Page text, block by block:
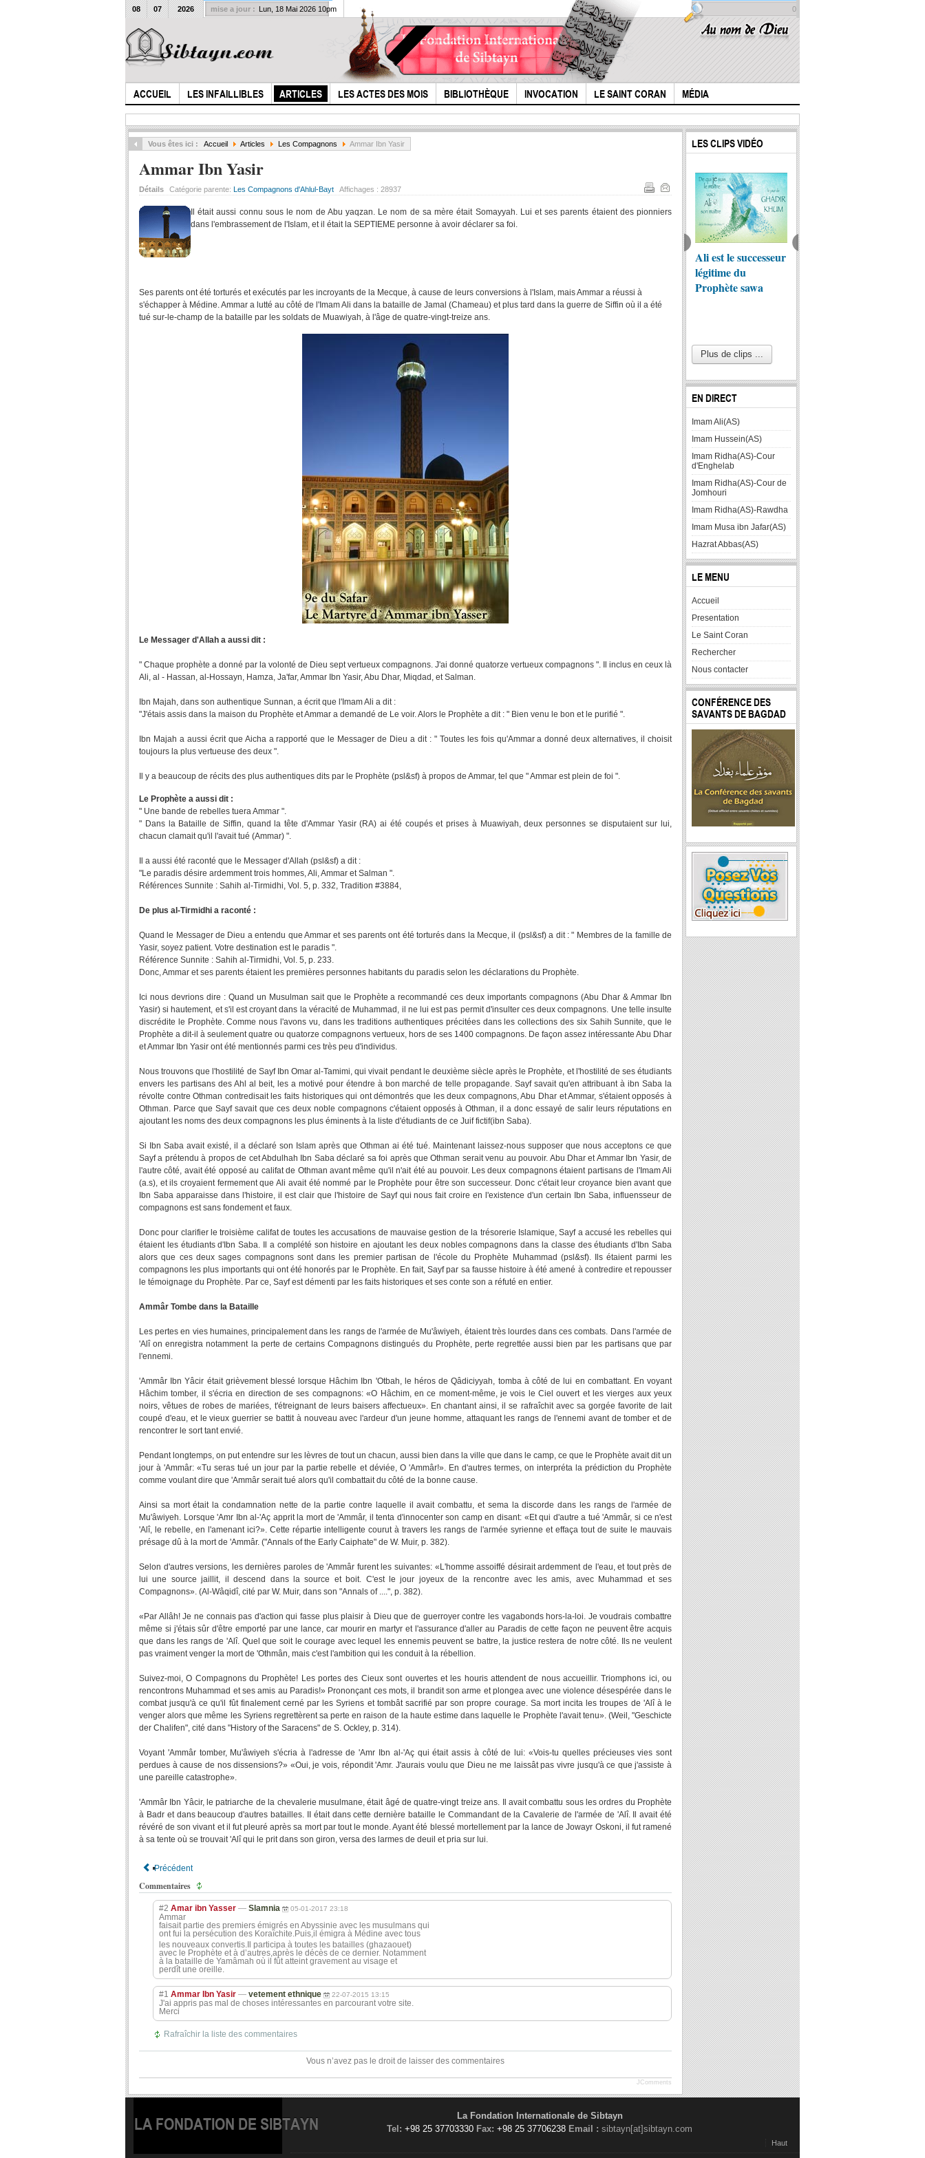
ACCUEIL LES INFAILLIBLES ARTICLES LES ACTES DES MOIS BIBLIOTHÈQUE INVOCATION LE SAINT CORAN MÉDIA
08 07 2026 mise a jour : Lun, 18 Mai 2026 10pm 0
Vous êtes ici : Accueil Articles Les Compagnons Ammar Ibn Yasir
Ammar Ibn Yasir
Détails Catégorie parente: Les Compagnons d'Ahlul-Bayt Affichages : 28937
Il était aussi connu sous le nom de Abu yaqzan. Le nom de sa mère était Somayyah. Lui et ses parents étaient des pionniers
dans l'embrassement de l'Islam, et il était la SEPTIEME personne à avoir déclarer sa foi.
Ses parents ont été torturés et exécutés par les incroyants de la Mecque, à cause de leurs conversions à l'Islam, mais Ammar a réussi à
s'échapper à Médine. Ammar a lutté au côté de l'Imam Ali dans la bataille de Jamal (Chameau) et plus tard dans la guerre de Siffin où il a été
tué sur-le-champ de la bataille par les soldats de Muawiyah, à l'âge de quatre-vingt-treize ans.
Le Messager d'Allah a aussi dit :
" Chaque prophète a donné par la volonté de Dieu sept vertueux compagnons. J'ai donné quatorze vertueux compagnons ". Il inclus en ceux là
Ali, al - Hassan, al-Hossayn, Hamza, Ja'far, Ammar Ibn Yasir, Abu Dhar, Miqdad, et Salman.
Ibn Majah, dans son authentique Sunnan, a écrit que l'Imam Ali a dit :
"J'étais assis dans la maison du Prophète et Ammar a demandé de Le voir. Alors le Prophète a dit : " Bien venu le bon et le purifié ".
Ibn Majah a aussi écrit que Aicha a rapporté que le Messager de Dieu a dit : " Toutes les fois qu'Ammar a donné deux alternatives, il choisit
toujours la plus vertueuse des deux ".
Il y a beaucoup de récits des plus authentiques dits par le Prophète (psl&sf) à propos de Ammar, tel que " Ammar est plein de foi ".
Le Prophète a aussi dit :
" Une bande de rebelles tuera Ammar ".
" Dans la Bataille de Siffin, quand la tête d'Ammar Yasir (RA) ai été coupés et prises à Muawiyah, deux personnes se disputaient sur lui,
chacun clamait qu'il l'avait tué (Ammar) ".
Il a aussi été raconté que le Messager d'Allah (psl&sf) a dit :
"Le paradis désire ardemment trois hommes, Ali, Ammar et Salman ".
Références Sunnite : Sahih al-Tirmidhi, Vol. 5, p. 332, Tradition #3884,
De plus al-Tirmidhi a raconté :
Quand le Messager de Dieu a entendu que Ammar et ses parents ont été torturés dans la Mecque, il (psl&sf) a dit : " Membres de la famille de
Yasir, soyez patient. Votre destination est le paradis ".
Référence Sunnite : Sahih al-Tirmidhi, Vol. 5, p. 233.
Donc, Ammar et ses parents étaient les premières personnes habitants du paradis selon les déclarations du Prophète.
Ici nous devrions dire : Quand un Musulman sait que le Prophète a recommandé ces deux importants compagnons (Abu Dhar & Ammar Ibn
Yasir) si hautement, et s'il est croyant dans la véracité de Muhammad, il ne lui est pas permit d'insulter ces deux compagnons. Une telle insulte
discrédite le Prophète. Comme nous l'avons vu, dans les traditions authentiques précitées dans les collections des six Sahih Sunnite, que le
Prophète a dit-il à seulement quatre ou quatorze compagnons vertueux, hors de ses 1400 compagnons. De façon assez intéressante Abu Dhar
et Ammar Ibn Yasir ont été mentionnés parmi ces très peu d'individus.
Nous trouvons que l'hostilité de Sayf Ibn Omar al-Tamimi, qui vivait pendant le deuxième siècle après le Prophète, et l'hostilité de ses étudiants
envers les partisans des Ahl al beit, les a motivé pour étendre à bon marché de telle propagande. Sayf savait qu'en attribuant à ibn Saba la
révolte contre Othman contredisait les faits historiques qui ont démontrés que les deux compagnons, Abu Dhar et Ammar, s'étaient opposés à
Othman. Parce que Sayf savait que ces deux noble compagnons c'étaient opposés à Othman, il a donc essayé de salir leurs réputations en
ajoutant les noms des deux compagnons les plus éminents à la liste d'étudiants de ce Juif fictif(ibn Saba).
Si Ibn Saba avait existé, il a déclaré son Islam après que Othman ai été tué. Maintenant laissez-nous supposer que nous acceptons ce que
Sayf a prétendu à propos de cet Abdulhah Ibn Saba déclaré sa foi après que Othman serait venu au pouvoir. Abu Dhar et Ammar Ibn Yasir, de
l'autre côté, avait été opposé au califat de Othman avant même qu'il n'ait été au pouvoir. Les deux compagnons étaient partisans de l'Imam Ali
(a.s), et ils croyaient fermement que Ali avait été nommé par le Prophète pour être son successeur. Donc c'était leur croyance bien avant que
Ibn Saba apparaisse dans l'histoire, il est clair que l'histoire de Sayf qui nous fait croire en l'existence d'un certain Ibn Saba, influensseur de
compagnons est sans fondement et faux.
Donc pour clarifier le troisième califat de toutes les accusations de mauvaise gestion de la trésorerie Islamique, Sayf a accusé les rebelles qui
étaient les étudiants d'Ibn Saba. Il a complété son histoire en ajoutant les deux nobles compagnons dans la classe des étudiants d'Ibn Saba
alors que ces deux sages compagnons sont dans les premier partisan de l'école du Prophète Muhammad (psl&sf). Ils étaient parmi les
compagnons les plus importants qui ont été honorés par le Prophète. En fait, Sayf par sa fausse histoire à été amené à contredire et repousser
le témoignage du Prophète. Par ce, Sayf est démenti par les faits historiques et ses conte son a réfuté en entier.
Ammâr Tombe dans la Bataille
Les pertes en vies humaines, principalement dans les rangs de l'armée de Mu'âwiyeh, étaient très lourdes dans ces combats. Dans l'armée de
'Alî on enregistra notamment la perte de certains Compagnons distingués du Prophète, perte regrettée aussi bien par les partisans que par
l'ennemi.
'Ammâr Ibn Yâcir était grièvement blessé lorsque Hâchim Ibn 'Otbah, le héros de Qâdiciyyah, tomba à côté de lui en combattant. En voyant
Hâchim tomber, il s'écria en direction de ses compagnons: «O Hâchim, en ce moment-même, je vois le Ciel ouvert et les vierges aux yeux
noirs, vêtues de robes de mariées, t'étreignant de leurs baisers affectueux». En chantant ainsi, il se rafraîchit avec sa gorgée favorite de lait
coupé d'eau, et le vieux guerrier se battit à nouveau avec l'ardeur d'un jeune homme, attaquant les rangs de l'ennemi avant de tomber et de
rencontrer le sort tant envié.
Pendant longtemps, on put entendre sur les lèvres de tout un chacun, aussi bien dans la ville que dans le camp, ce que le Prophète avait dit un
jour à 'Ammâr: «Tu seras tué un jour par la partie rebelle et déviée, O 'Ammâr!». En d'autres termes, on interpréta la prédiction du Prophète
comme voulant dire que 'Ammâr serait tué alors qu'il combattait du côté de la bonne cause.
Ainsi sa mort était la condamnation nette de la partie contre laquelle il avait combattu, et sema la discorde dans les rangs de l'armée de
Mu'âwiyeh. Lorsque 'Amr Ibn al-'Aç apprit la mort de 'Ammâr, il tenta d'innocenter son camp en disant: «Et qui d'autre a tué 'Ammâr, si ce n'est
'Alî, le rebelle, en l'amenant ici?». Cette répartie intelligente courut à travers les rangs de l'armée syrienne et effaça tout de suite le mauvais
présage dû à la mort de 'Ammâr. ("Annals of the Early Caiphate" de W. Muir, p. 382).
Selon d'autres versions, les dernières paroles de 'Ammâr furent les suivantes: «L'homme assoiffé désirait ardemment de l'eau, et tout près de
lui une source jaillit, il descend dans la source et boit. C'est le jour joyeux de la rencontre avec les amis, avec Muhammad et ses
Compagnons». (Al-Wâqidî, cité par W. Muir, dans son "Annals of ....", p. 382).
«Par Allâh! Je ne connais pas d'action qui fasse plus plaisir à Dieu que de guerroyer contre les vagabonds hors-la-loi. Je voudrais combattre
même si j'étais sûr d'être emporté par une lance, car mourir en martyr et l'assurance d'aller au Paradis de cette façon ne peuvent être acquis
que dans les rangs de 'Alî. Quel que soit le courage avec lequel les ennemis peuvent se battre, la justice restera de notre côté. Ils ne veulent
pas vraiment venger la mort de 'Othmân, mais c'est l'ambition qui les conduit à la rébellion.
Suivez-moi, O Compagnons du Prophète! Les portes des Cieux sont ouvertes et les houris attendent de nous accueillir. Triomphons ici, ou
rencontrons Muhammad et ses amis au Paradis!» Prononçant ces mots, il brandit son arme et plongea avec une violence désespérée dans le
combat jusqu'à ce qu'il fût finalement cerné par les Syriens et tombât sacrifié par son propre courage. Sa mort incita les troupes de 'Alî à le
venger alors que même les Syriens regrettèrent sa perte en raison de la haute estime dans laquelle le Prophète l'avait tenu». (Weil, "Geschicte
der Chalifen", cité dans "History of the Saracens" de S. Ockley, p. 314).
Voyant 'Ammâr tomber, Mu'âwiyeh s'écria à l'adresse de 'Amr Ibn al-'Aç qui était assis à côté de lui: «Vois-tu quelles précieuses vies sont
perdues à cause de nos dissensions?» «Oui, je vois, répondit 'Amr. J'aurais voulu que Dieu ne me laissât pas vivre jusqu'à ce que j'assiste à
une pareille catastrophe».
'Ammâr Ibn Yâcir, le patriarche de la chevalerie musulmane, était âgé de quatre-vingt treize ans. Il avait combattu sous les ordres du Prophète
à Badr et dans beaucoup d'autres batailles. II était dans cette dernière bataille le Commandant de la Cavalerie de l'armée de 'Alî. Il avait été
révéré de son vivant et il fut pleuré après sa mort par tout le monde. Ayant été blessé mortellement par la lance de Jowayr Oskoni, il fut ramené
à sa tente où se trouvait 'Alî qui le prit dans son giron, versa des larmes de deuil et pria sur lui.
Précédent
Commentaires
#2 Amar ibn Yasser — Slamnia 05-01-2017 23:18
Ammar
faisait partie des premiers émigrés en Abyssinie avec les musulmans qui
ont fui la persécution des Koraïchite.Puis,il émigra à Médine avec tous
les nouveaux convertis.Il participa à toutes les batailles (ghazaouet)
avec le Prophète et à d’autres,après le décès de ce dernier. Notamment
à la bataille de Yamâmah où il fût atteint gravement au visage et
perdît une oreille.
#1 Ammar Ibn Yasir — vetement ethnique 22-07-2015 13:15
J'ai appris pas mal de choses intéressantes en parcourant votre site.
Merci
Rafraîchir la liste des commentaires
Vous n’avez pas le droit de laisser des commentaires
JComments
LES CLIPS VIDÉO
l'Histoire de l'Imam
Ali est le successeur
légitime du
Prophète sawa
lamentation de
l'imam Ali
Plus de clips ...
EN DIRECT
Imam Ali(AS)
Imam Hussein(AS)
Imam Ridha(AS)-Cour
d'Enghelab
Imam Ridha(AS)-Cour de
Jomhouri
Imam Ridha(AS)-Rawdha
Imam Musa ibn Jafar(AS)
Hazrat Abbas(AS)
LE MENU
Accueil
Presentation
Le Saint Coran
Rechercher
Nous contacter
CONFÉRENCE DES
SAVANTS DE BAGDAD
LA FONDATION DE SIBTAYN
La Fondation Internationale de Sibtayn
Tel: +98 25 37703330 Fax: +98 25 37706238 Email : sibtayn[at]sibtayn.com
Haut